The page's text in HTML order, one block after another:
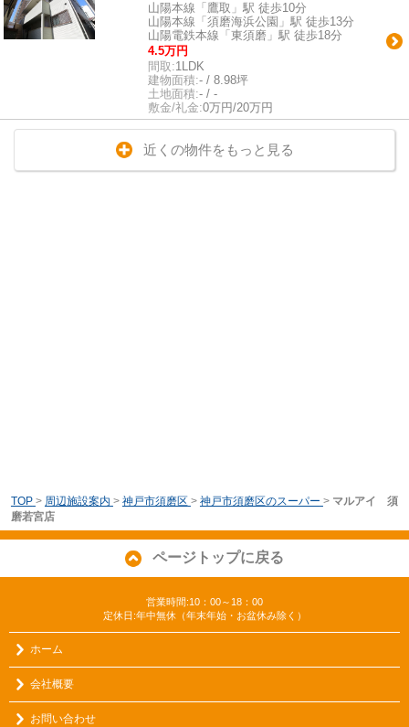
山陽本線「鷹取」駅 徒歩10分
山陽本線「須磨海浜公園」駅 徒歩13分
山陽電鉄本線「東須磨」駅 徒歩18分
4.5万円
間取:1LDK
建物面積:- / 8.98坪
土地面積:- / -
敷金/礼金:0万円/20万円
近くの物件をもっと見る
TOP > 周辺施設案内 > 神戸市須磨区 > 神戸市須磨区のスーパー > マルアイ 須
磨若宮店
ページトップに戻る
営業時間:10：00～18：00
定休日:年中無休（年末年始・お盆休み除く）
ホーム
会社概要
お問い合わせ